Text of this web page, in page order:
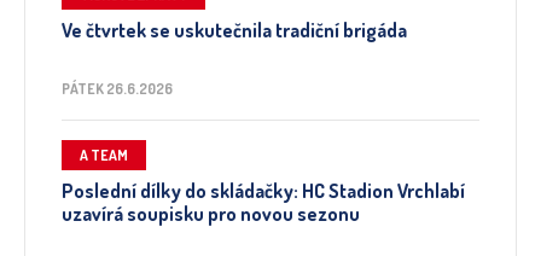
Ve čtvrtek se uskutečnila tradiční brigáda
PÁTEK 26.6.2026
A TEAM
Poslední dílky do skládačky: HC Stadion Vrchlabí
uzavírá soupisku pro novou sezonu